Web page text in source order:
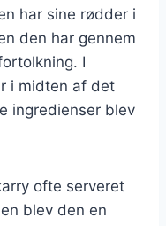
har sine rødder i
den har gennem
I
i midten af det
ingredienser blev
ofte serveret
blev den en